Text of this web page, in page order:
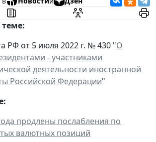
РФ от 5 июля 2022 г. № 430 "О
- участниками
деятельности иностранной
Российской Федерации"
продлены послабления по
валютных позиций